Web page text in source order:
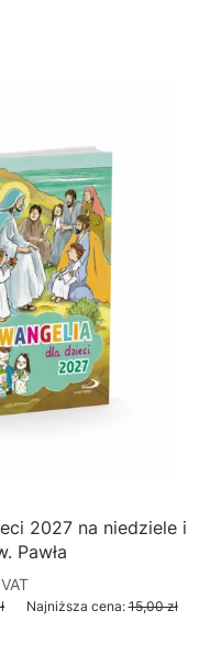
2027 na niedziele i
Pawła
VAT
Najniższa cena: 15,00 zł